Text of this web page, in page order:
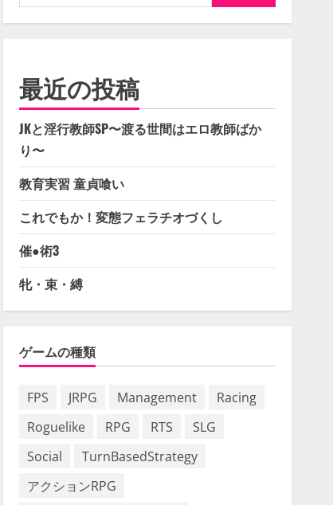
索:
最近の投稿
JKと淫行教師SP〜渡る世間はエロ教師ばか
り〜
教育実習 童貞喰い
これでもか！変態フェラチオづくし
催●術3
牝・束・縛
ゲームの種類
FPS JRPG Management
Racing
Roguelike
RPG RTS
SLG
Social
TurnBasedStrategy
アクションRPG